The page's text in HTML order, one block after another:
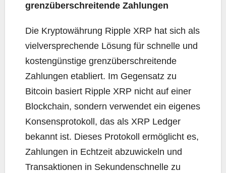
grenzüberschreitende Zahlungen
Die Kryptowährung Ripple XRP hat sich als
vielversprechende Lösung für schnelle und
kostengünstige grenzüberschreitende
Zahlungen etabliert. Im Gegensatz zu
Bitcoin basiert Ripple XRP nicht auf einer
Blockchain, sondern verwendet ein eigenes
Konsensprotokoll, das als XRP Ledger
bekannt ist. Dieses Protokoll ermöglicht es,
Zahlungen in Echtzeit abzuwickeln und
Transaktionen in Sekundenschnelle zu